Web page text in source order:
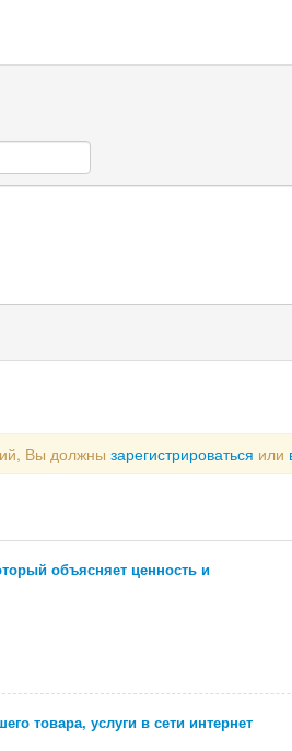
Вы должны зарегистрироваться или
объясняет ценность и
товара, услуги в сети интернет